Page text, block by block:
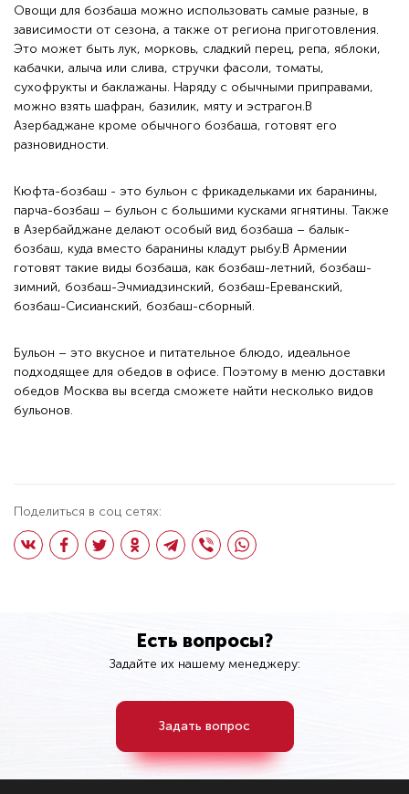
Овощи для бозбаша можно использовать самые разные, в
зависимости от сезона, а также от региона приготовления.
Это может быть лук, морковь, сладкий перец, репа, яблоки,
кабачки, алыча или слива, стручки фасоли, томаты,
сухофрукты и баклажаны. Наряду с обычными приправами,
можно взять шафран, базилик, мяту и эстрагон.В
Азербаджане кроме обычного бозбаша, готовят его
разновидности.
Кюфта-бозбаш - это бульон с фрикадельками их баранины,
парча-бозбаш – бульон с большими кусками ягнятины. Также
в Азербайджане делают особый вид бозбаша – балык-
бозбаш, куда вместо баранины кладут рыбу.В Армении
готовят такие виды бозбаша, как бозбаш-летний, бозбаш-
зимний, бозбаш-Эчмиадзинский, бозбаш-Ереванский,
бозбаш-Сисианский, бозбаш-сборный.
Бульон – это вкусное и питательное блюдо, идеальное
подходящее для обедов в офисе. Поэтому в меню доставки
обедов Москва вы всегда сможете найти несколько видов
бульонов.
Поделиться в соц сетях:
Есть вопросы?
Задайте их нашему менеджеру:
Задать вопрос